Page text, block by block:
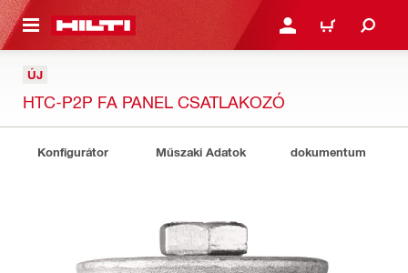
TARTALOMRA BEJELENTKEZÉS VAGY
KOSÁR
ÚJ
HTC-P2P FA PANEL CSATLAKOZÓ
Konfigurátor Műszaki Adatok dokumentum